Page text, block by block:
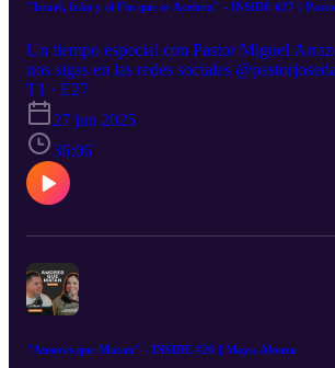
"Israel, Irán y el
Un tiempo especial con Pastor Miguel
nos sigas en las redes sociales
T1 · E27
27 jun 2025
36:06
"Amores que Matan" - INSIDE #26 || Maya Alonzo